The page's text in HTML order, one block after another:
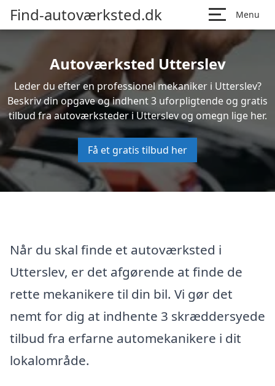
Find-autoværksted.dk Menu
Autoværksted Utterslev
Leder du efter en professionel mekaniker i Utterslev?
Beskriv din opgave og indhent 3 uforpligtende og gratis
tilbud fra autoværksteder i Utterslev og omegn lige her.
Få et gratis tilbud her
Når du skal finde et autoværksted i
Utterslev, er det afgørende at finde de
rette mekanikere til din bil. Vi gør det
nemt for dig at indhente 3 skræddersyede
tilbud fra erfarne automekanikere i dit
lokalområde.